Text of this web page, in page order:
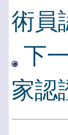
術員
下
家認